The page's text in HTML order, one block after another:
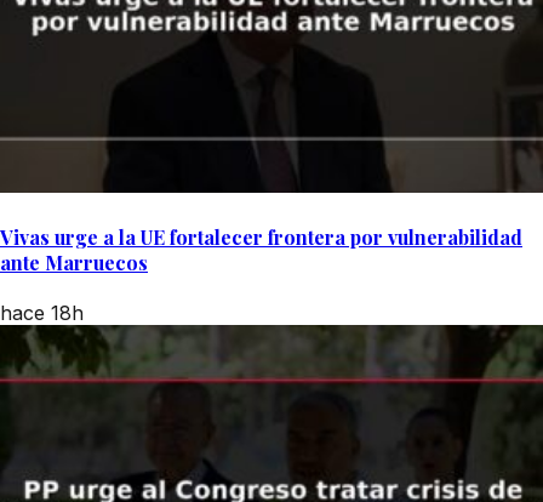
Vivas urge a la UE fortalecer frontera por vulnerabilidad
ante Marruecos
hace 18h